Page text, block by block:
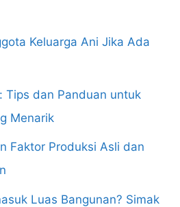
Keluarga Ani Jika Ada
Tips dan Panduan untuk
Menarik
Faktor Produksi Asli dan
Luas Bangunan? Simak